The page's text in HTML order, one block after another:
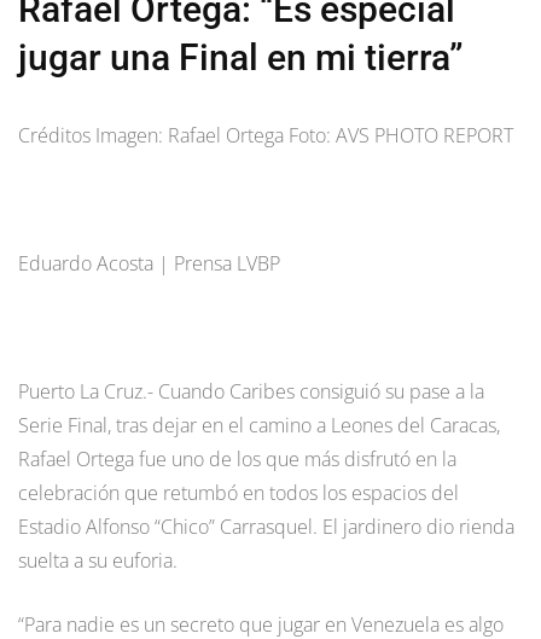
Rafael Ortega: “Es especial
jugar una Final en mi tierra”
Créditos Imagen: Rafael Ortega Foto: AVS PHOTO REPORT
Eduardo Acosta | Prensa LVBP
Puerto La Cruz.- Cuando Caribes consiguió su pase a la
Serie Final, tras dejar en el camino a Leones del Caracas,
Rafael Ortega fue uno de los que más disfrutó en la
celebración que retumbó en todos los espacios del
Estadio Alfonso “Chico” Carrasquel. El jardinero dio rienda
suelta a su euforia.
“Para nadie es un secreto que jugar en Venezuela es algo